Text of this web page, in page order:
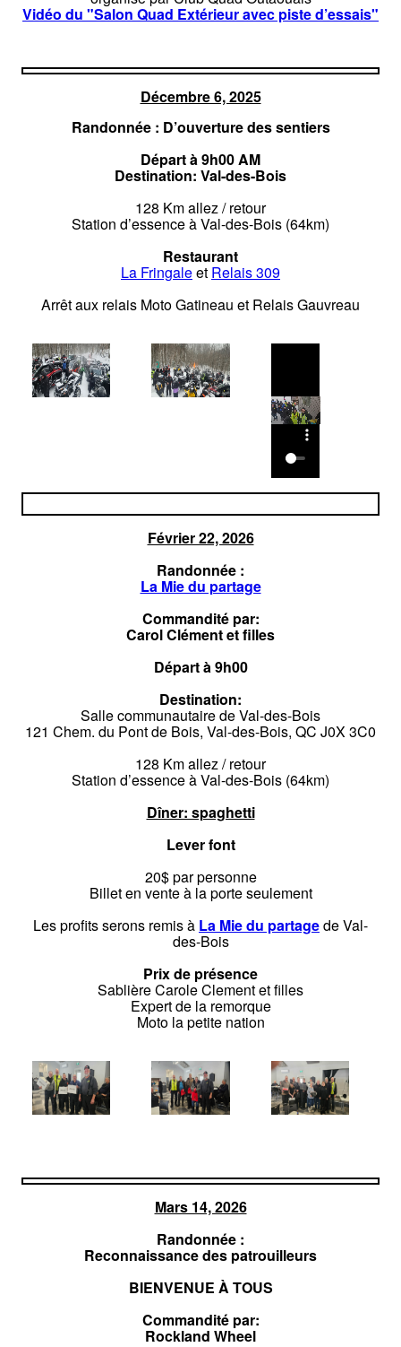
Vidéo du "Salon Quad Extérieur avec piste d’essais"
Décembre 6, 2025
Randonnée : D’ouverture des sentiers
Départ à 9h00 AM
Destination: Val-des-Bois
128 Km allez / retour
Station d’essence à Val-des-Bois (64km)
Restaurant
La Fringaleet Relais 309
Arrêt aux relais Moto Gatineau et Relais Gauvreau
Février 22, 2026
Randonnée :
La Mie du partage
Commandité par:
Carol Clément et filles
Départ à 9h00
Destination:
Salle communautaire de Val-des-Bois
121 Chem. du Pont de Bois, Val-des-Bois, QC J0X 3C0
128 Km allez / retour
Station d’essence à Val-des-Bois (64km)
Dîner: spaghetti
Lever font
20$ par personne
Billet en vente à la porte seulement
Les profits serons remis à La Mie du partagede Val-
des-Bois
Prix de présence
Sablière Carole Clement et filles
Expert de la remorque
Moto la petite nation
Mars 14, 2026
Randonnée :
Reconnaissance des patrouilleurs
BIENVENUE À TOUS
Commandité par:
Rockland Wheel